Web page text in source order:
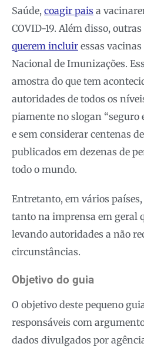
Saúde, coagir pais a
COVID-19. Além disso,
querem incluir essas
Nacional de Imunizações.
amostra do que tem
autoridades de todos os
piamente no slogan “seguro
e sem considerar centenas
publicados em dezenas de
todo o mundo.
Entretanto, em vários
tanto na imprensa em geral
levando autoridades a não
circunstâncias.
Objetivo do guia
O objetivo deste pequeno
responsáveis com
dados divulgados por